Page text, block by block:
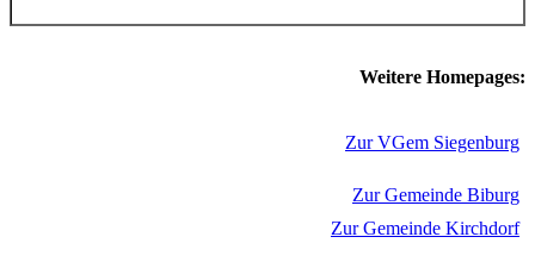
Weitere Homepages:
Zur VGem Siegenburg
Zur Gemeinde Biburg
Zur Gemeinde Kirchdorf